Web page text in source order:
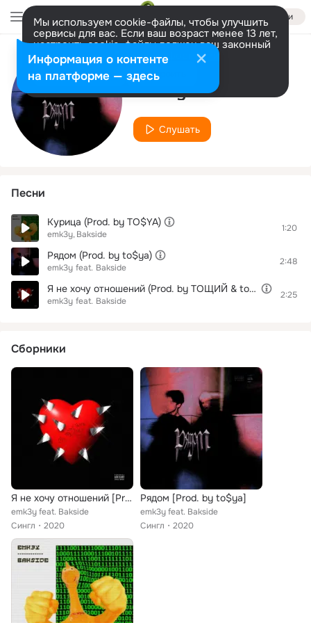
Войти
Мы используем cookie-файлы, чтобы улучшить
сервисы для вас. Если ваш возраст менее 13 лет,
настроить cookie-файлы должен ваш законный
представитель. Больше информации
Разрешить все Настроить
Исполнитель
emk3y
Слушать
Песни
Курица (Prod. by TO$YA)
emk3y Bakside
1:20
Рядом (Prod. by to$ya)
emk3y feat. Bakside
2:48
Я не хочу отношений (Prod. by ТОЩИЙ & to$ya, emk3y)
emk3y feat. Bakside
2:25
Сборники
Я не хочу отношений [Prod. by ТОЩИЙ & to$ya, emk3y]
emk3y feat. Bakside
Сингл
2020
Рядом [Prod. by to$ya]
emk3y feat. Bakside
Сингл
2020
Информация о контенте
на платформе — здесь